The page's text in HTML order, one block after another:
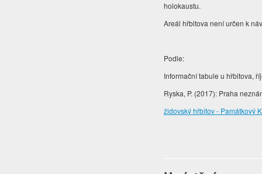
holokaustu.
Areál hřbitova není určen k
Podle:
Informační tabule u hřbitova,
Ryska, P. (2017): Praha
židovský hřbitov - Památkový